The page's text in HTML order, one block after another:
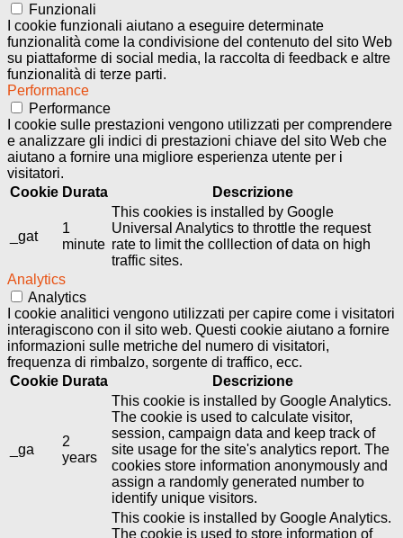
Funzionali
I cookie funzionali aiutano a eseguire determinate
funzionalità come la condivisione del contenuto del sito Web
su piattaforme di social media, la raccolta di feedback e altre
funzionalità di terze parti.
Performance
Performance
I cookie sulle prestazioni vengono utilizzati per comprendere
e analizzare gli indici di prestazioni chiave del sito Web che
aiutano a fornire una migliore esperienza utente per i
visitatori.
Cookie Durata Descrizione
_gat
1
minute
This cookies is installed by Google
Universal Analytics to throttle the request
rate to limit the colllection of data on high
traffic sites.
Analytics
Analytics
I cookie analitici vengono utilizzati per capire come i visitatori
interagiscono con il sito web. Questi cookie aiutano a fornire
informazioni sulle metriche del numero di visitatori,
frequenza di rimbalzo, sorgente di traffico, ecc.
Cookie Durata Descrizione
_ga
2
years
This cookie is installed by Google Analytics.
The cookie is used to calculate visitor,
session, campaign data and keep track of
site usage for the site's analytics report. The
cookies store information anonymously and
assign a randomly generated number to
identify unique visitors.
This cookie is installed by Google Analytics.
The cookie is used to store information of